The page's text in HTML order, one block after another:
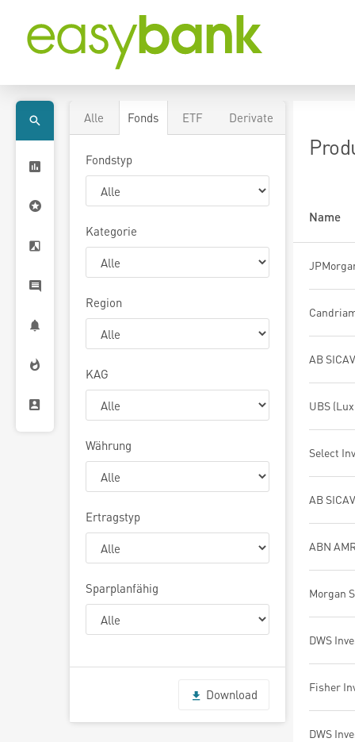
Alle Fonds ETF Derivate
Fondstyp
Kategorie
Region
KAG
Währung
Ertragstyp
Sparplanfähig
Download
Name